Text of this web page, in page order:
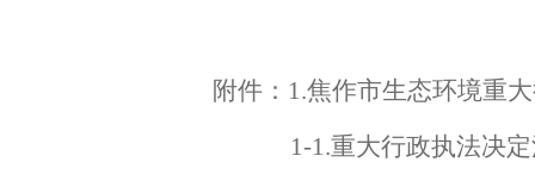
附件： 1.焦作市生态环境重
1-1.重大行政执法决